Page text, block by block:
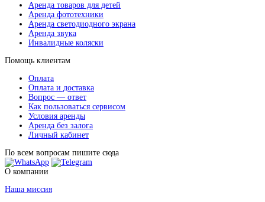
Аренда товаров для детей
Аренда фототехники
Аренда светодиодного экрана
Аренда звука
Инвалидные коляски
Помощь клиентам
Оплата
Оплата и доставка
Вопрос — ответ
Как пользоваться сервисом
Условия аренды
Аренда без залога
Личный кабинет
По всем вопросам пишите сюда
О компании
Наша миссия